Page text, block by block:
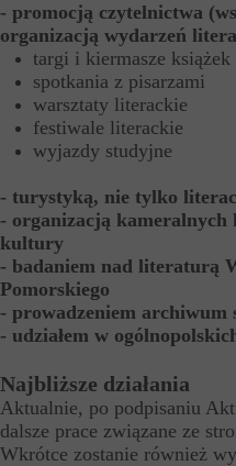
- promocją czytelnictwa
organizacją wydarzeń
targi i kiermasze książek
spotkania z pisarzami
warsztaty literackie
festiwale literackie
wyjazdy studyjne
- turystyką, nie tylko
- organizacją
kultury
- badaniem nad literaturą
Pomorskiego
- prowadzeniem archiwum
- udziałem w
Najbliższe działania
Aktualnie, po podpisaniu
dalsze prace związane ze
Wkrótce zostanie również